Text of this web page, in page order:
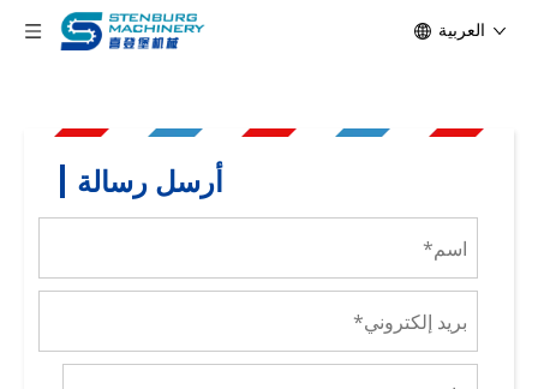
العربية
أرسل رسالة